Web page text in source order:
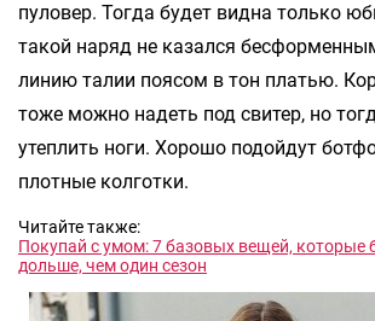
пуловер. Тогда будет видна только
такой наряд не казался
линию талии поясом в тон платью.
тоже можно надеть под свитер, но
утеплить ноги. Хорошо подойдут
плотные колготки.
Читайте также:
Покупай с умом: 7 базовых вещей, которые
дольше, чем один сезон